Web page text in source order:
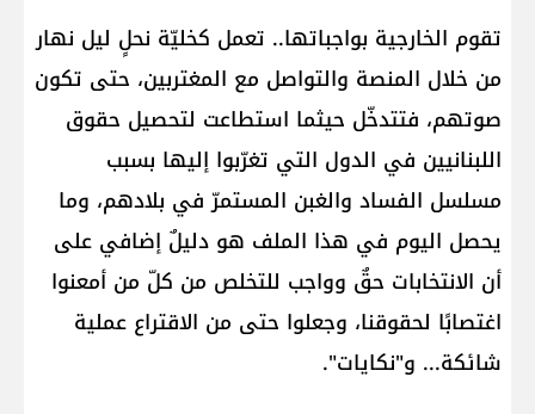
تقوم الخارجية بواجباتها.. تعمل كخليّة نحلٍ ليل نهار
من خلال المنصة والتواصل مع المغتربين، حتى تكون
صوتهم، فتتدخّل حيثما استطاعت لتحصيل حقوق
اللبنانيين في الدول التي تغرّبوا إليها بسبب
مسلسل الفساد والغبن المستمرّ في بلادهم، وما
يحصل اليوم في هذا الملف هو دليلٌ إضافي على
أن الانتخابات حقٌ وواجب للتخلص من كلّ من أمعنوا
اغتصابًا لحقوقنا، وجعلوا حتى من الاقتراع عملية
شائكة... و"نكايات".